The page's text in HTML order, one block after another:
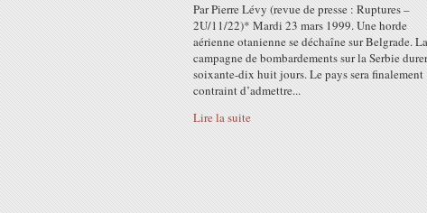
Par Pierre Lévy (revue de presse : Ruptures –
2U/11/22)* Mardi 23 mars 1999. Une horde
aérienne otanienne se déchaîne sur Belgrade. La
campagne de bombardements sur la Serbie
soixante-dix huit jours. Le pays sera finalement
contraint d’admettre...
Lire la suite